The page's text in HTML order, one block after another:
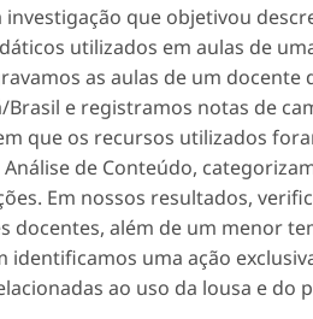
que objetivou
utilizados em aulas de
as aulas de um
e registramos notas de
que os recursos utilizados
de Conteúdo,
Em nossos resultados,
docentes, além de um menor
identificamos uma ação
ao uso da lousa e do